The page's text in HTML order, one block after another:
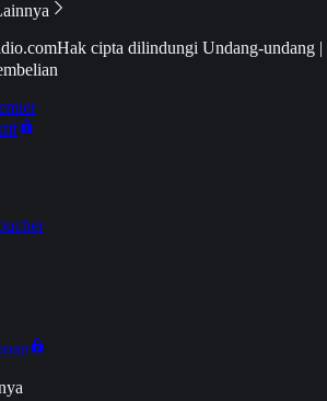
Hak cipta dilindungi Undang-undang |